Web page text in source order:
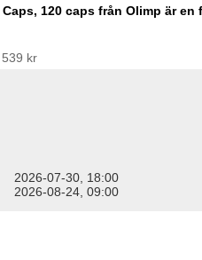
120 caps från Olimp är
539 kr
2026-07-30, 18:00
2026-08-24, 09:00